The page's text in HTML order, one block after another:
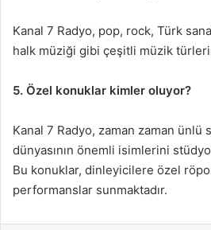
Kanal 7 Radyo, pop, rock, Türk
halk müziği gibi çeşitli müzik
5. Özel konuklar kimler oluyor?
Kanal 7 Radyo, zaman zaman ünlü
dünyasının önemli isimlerini
Bu konuklar, dinleyicilere özel
performanslar sunmaktadır.